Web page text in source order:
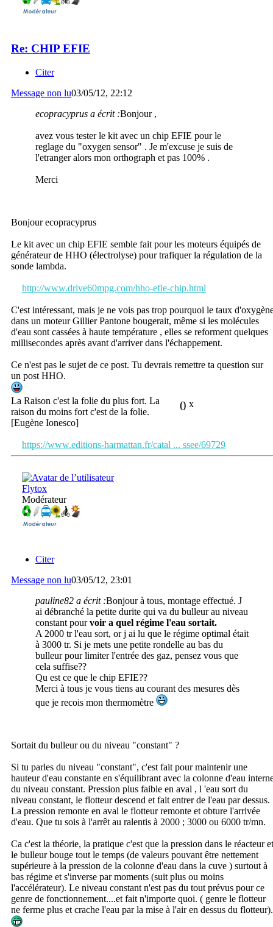
Re: CHIP EFIE
Citer
Message non lu03/05/12, 22:12
ecopracyprus a écrit :Bonjour ,
avez vous tester le kit avec un chip EFIE pour le
reglage du "oxygen sensor" . Je m'excuse je suis de
l'etranger alors mon orthograph et pas 100% .
Merci
Bonjour ecopracyprus
Le kit avec un chip EFIE semble fait pour les moteurs équipés de
générateur de HHO (électrolyse) pour trafiquer la régulation de la
sonde lambda.
http://www.drive60mpg.com/hho-efie-chip.html
C'est intéressant, mais je ne vois pas trop pourquoi le taux
dans un moteur Gillier Pantone bougerait, même si les molécules
d'eau sont cassées à haute température , elles se reforment quelques
millisecondes après avant d'arriver dans l'échappement.
Ce n'est pas le sujet de ce post. Tu devrais remettre ta question sur
un post HHO.
0 x
La Raison c'est la folie du plus fort. La
raison du moins fort c'est de la folie.
[Eugène Ionesco]
https://www.editions-harmattan.fr/catal ... ssee/69729
Flytox
Modérateur
Citer
Message non lu03/05/12, 23:01
pauline82 a écrit :Bonjour à tous, montage effectué. J
ai débranché la petite durite qui va du bulleur au niveau
constant pourvoir a quel régime l'eau sortait.
A 2000 tr l'eau sort, or j ai lu que le régime optimal était
à 3000 tr. Si je mets une petite rondelle au bas du
bulleur pour limiter l'entrée des gaz, pensez vous que
cela suffise??
Qu est ce que le chip EFIE??
Merci à tous je vous tiens au courant des mesures dès
que je recois mon thermomètre
Sortait du bulleur ou du niveau "constant" ?
Si tu parles du niveau "constant", c'est fait pour maintenir une
hauteur d'eau constante en s'équilibrant avec la colonne d'eau
du niveau constant. Pression plus faible en aval , l 'eau sort du
niveau constant, le flotteur descend et fait entrer de l'eau par dessus.
La pression remonte en aval le flotteur remonte et obture l'arrivée
d'eau. Que tu sois à l'arrêt au ralentis à 2000 ; 3000 ou 6000 tr/mn.
Ca c'est la théorie, la pratique c'est que la pression dans le réacteur et
le bulleur bouge tout le temps (de valeurs pouvant être nettement
supérieure à la pression de la colonne d'eau dans la cuve ) surtout à
bas régime et s'inverse par moments (suit plus ou moins
l'accélérateur). Le niveau constant n'est pas du tout prévus pour ce
genre de fonctionnement....et fait n'importe quoi. ( genre le flotteur
ne ferme plus et crache l'eau par la mise à l'air en dessus du flotteur).